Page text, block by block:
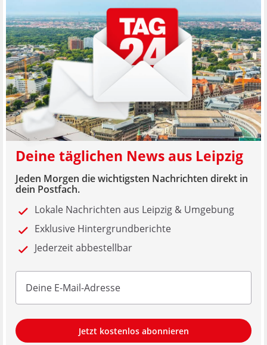
Deine täglichen News aus Leipzig
Jeden Morgen die wichtigsten Nachrichten direkt in
dein Postfach.
Lokale Nachrichten aus Leipzig & Umgebung
Exklusive Hintergrundberichte
Jederzeit abbestellbar
Jetzt kostenlos abonnieren